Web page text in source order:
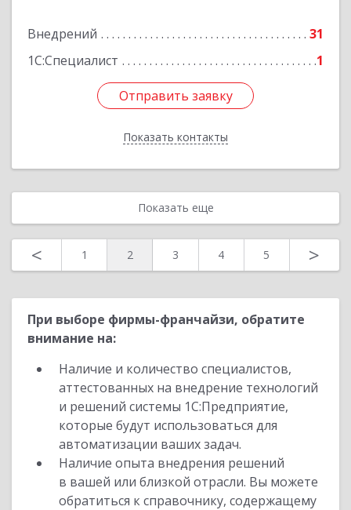
Внедрений
31
1С:Специалист
1
Отправить заявку
Показать контакты
Подробнее
Отправить заявку
Назад
Показать еще
< 1 2 3 4 5 >
При выборе фирмы-франчайзи, обратите
внимание на:
Наличие и количество специалистов,
аттестованных на внедрение технологий
и решений системы 1С:Предприятие,
которые будут использоваться для
автоматизации ваших задач.
Наличие опыта внедрения решений
в вашей или близкой отрасли. Вы можете
обратиться к справочнику, содержащему